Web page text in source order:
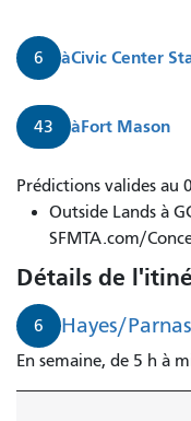
6 àCivic Center
43 àFort Mason
Le
bus
Hayes/Parnassus
arrive
dans
2
minutes.
Le
Prédictions valides
Outside Lands à
SFMTA.com/
Détails de
6 Hayes/
En semaine, de 5 h à